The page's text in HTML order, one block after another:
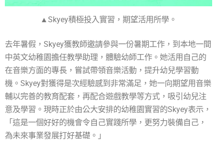
▲Skyey積極投入實習，期望活用所學。
去年暑假，Skyey獲教師邀請參與一份暑期工作，到本地一間
中英文幼稚園擔任教學助理，體驗幼師工作。她活用自己的
在音樂方面的專長，嘗試帶領音樂活動，提升幼兒學習動
機。Skyey對獲得是次經驗感到非常滿足，她一向期望用音樂
輔以完善的教育配套，再配合遊戲教學等方式，吸引幼兒注
意及學習。現時正於由公大安排的幼稚園實習的Skyey表示，
「這是一個好好的機會令自己實踐所學，更努力裝備自己，
為未來事業發展打好基礎。」